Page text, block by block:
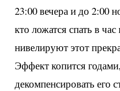
23:00 вечера и до 2:00
кто ложатся спать в
нивелируют этот
Эффект копится
декомпенсировать его